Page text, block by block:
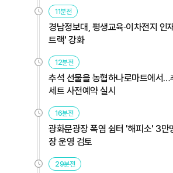
11분전
경남정보대, 평생교육·이차전지 인
트랙' 강화
12분전
추석 선물을 농협하나로마트에서…
세트 사전예약 실시
16분전
광화문광장 폭염 쉼터 '해피소' 3만
장 운영 검토
29분전